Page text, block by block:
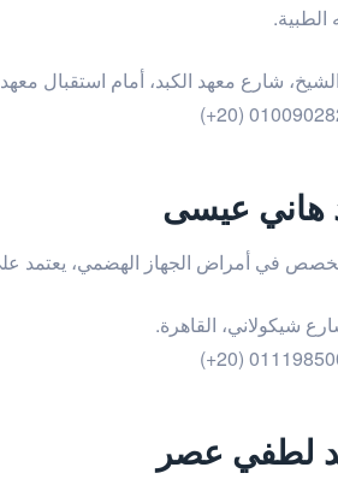
شارع معهد الكبد، أمام استقبال
في أمراض الجهاز الهضمي، يعتمد على